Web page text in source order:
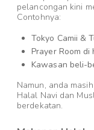
pelancongan kini
Contohnya:
Tokyo Camii &
Prayer Room
Kawasan beli-
Namun, anda
Halal Navi dan
berdekatan.